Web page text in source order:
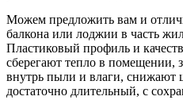
Можем предложить вам и
балкона или лоджии в часть
Пластиковый профиль и
сберегают тепло в помещении,
внутрь пыли и влаги, снижают
достаточно длительный, с